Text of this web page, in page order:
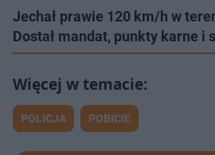
Jechał prawie 120 km/h w
Dostał mandat, punkty karne i
POLICJA POBICIE